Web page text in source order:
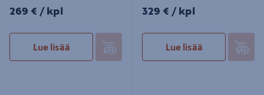
269€/kpl
269 € / kpl
Lue lisää
329€/kpl
329 € / kpl
Lue lisää